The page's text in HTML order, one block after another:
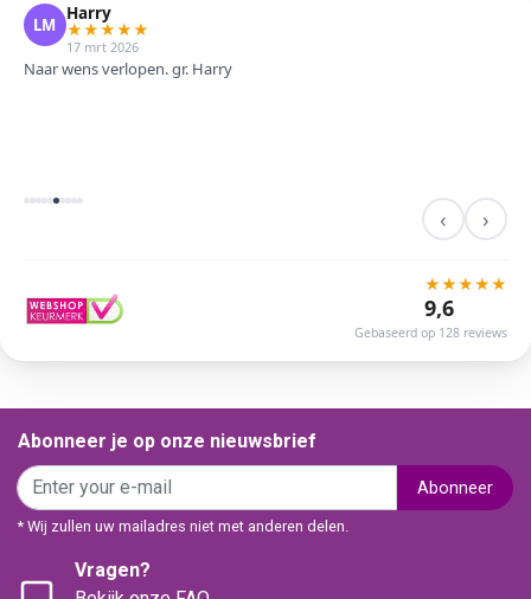
LM
Harry
★★★★★
17 mrt 2026
Naar wens verlopen. gr. Harry
‹ ›
★★★★★
9,6
Gebaseerd op 128 reviews
Abonneer je op onze nieuwsbrief
Abonneer
* Wij zullen uw mailadres niet met anderen delen.
Vragen?